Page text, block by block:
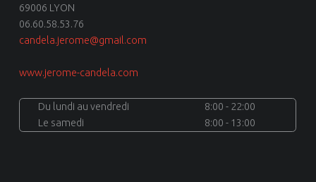
69006 LYON
06.60.58.53.76
candela.jerome@gmail.com
www.jerome-candela.com
Du lundi au vendredi
8:00 - 22:00
Le samedi
8:00 - 13:00